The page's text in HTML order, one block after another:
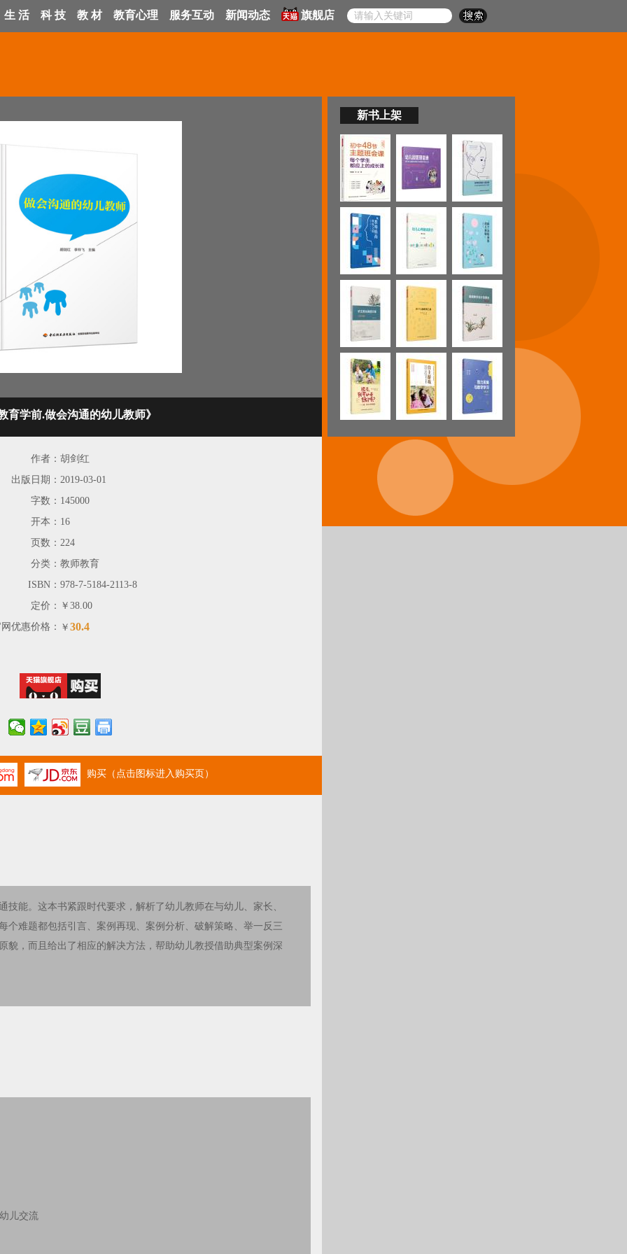
生 活 科 技 教 材 教育心理 服务互动 新闻动态 旗舰店
育学前.做会沟通的幼儿教师》
作者： 胡剑红
出版日期： 2019-03-01
字数： 145000
开本： 16
页数： 224
分类： 教师教育
ISBN： 978-7-5184-2113-8
定价： ￥38.00
优惠价格： ￥ 30.4
购买（点击图标进入购买页）
技能。这本书紧跟时代要求，解析了幼儿教师在与幼儿、家长、
个难题都包括引言、案例再现、案例分析、破解策略、举一反三
貌，而且给出了相应的解决方法，帮助幼儿教授借助典型案例深
儿交流
新书上架